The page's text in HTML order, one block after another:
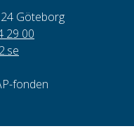
Göteborg
29 00
fonden